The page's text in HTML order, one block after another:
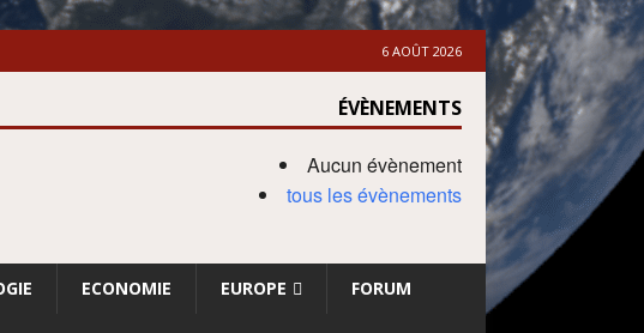
6 AOÛT 2026
ÉVÈNEMENTS
Aucun évènement
tous les évènements
ECONOMIE EUROPE FORUM